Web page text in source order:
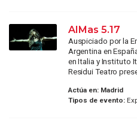
AlMas 5.17
Auspiciado por la
Argentina en
en Italia y Instituto
Residui Teatro
Actúa en: Madrid
Tipos de evento: